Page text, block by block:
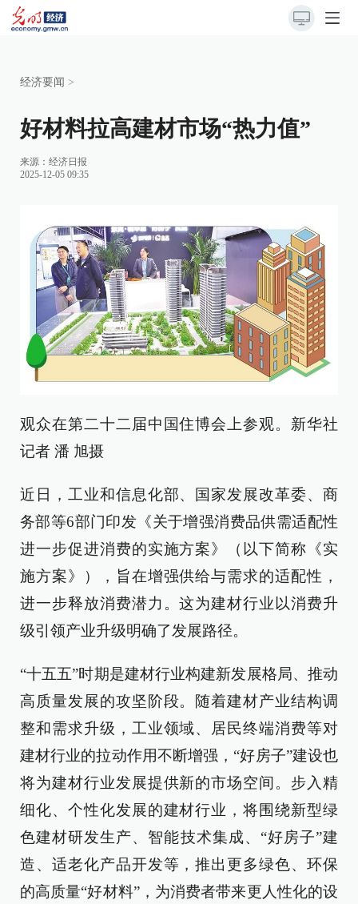
经济要闻 >
好材料拉高建材市场“热力值”
来源： 经济日报
2025-12-05 09:35
观众在第二十二届中国住博会上参观。新华社
记者 潘 旭摄
近日，工业和信息化部、国家发展改革委、商
务部等6部门印发《关于增强消费品供需适配性
进一步促进消费的实施方案》（以下简称《实
施方案》），旨在增强供给与需求的适配性，
进一步释放消费潜力。这为建材行业以消费升
级引领产业升级明确了发展路径。
“十五五”时期是建材行业构建新发展格局、推动
高质量发展的攻坚阶段。随着建材产业结构调
整和需求升级，工业领域、居民终端消费等对
建材行业的拉动作用不断增强，“好房子”建设也
将为建材行业发展提供新的市场空间。步入精
细化、个性化发展的建材行业，将围绕新型绿
色建材研发生产、智能技术集成、“好房子”建
造、适老化产品开发等，推出更多绿色、环保
的高质量“好材料”，为消费者带来更人性化的设